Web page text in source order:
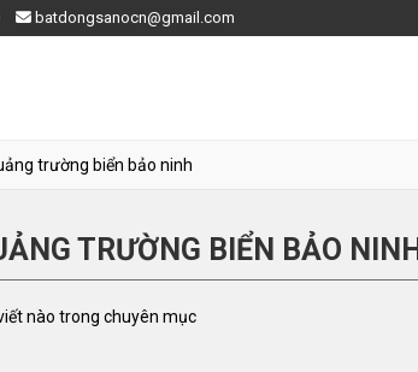
batdongsanocn@gmail.com
trường biển bảo ninh
TRƯỜNG BIỂN BẢO NINH
nào trong chuyên mục